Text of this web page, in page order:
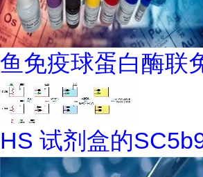
鱼免疫球蛋白酶联
HS 试剂盒的